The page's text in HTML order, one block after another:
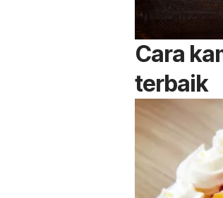
Cara
terbaik